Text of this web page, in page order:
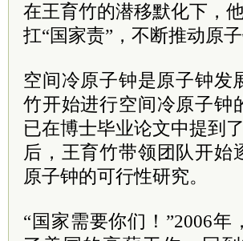
在王育竹的潜移默化下，
扛“国家责”，不断推动原
空间冷原子钟是原子钟发
竹开始进行空间冷原子钟
已在博士毕业论文中提到
后，王育竹带领团队开始
原子钟的可行性研究。
“国家需要你们！”2006